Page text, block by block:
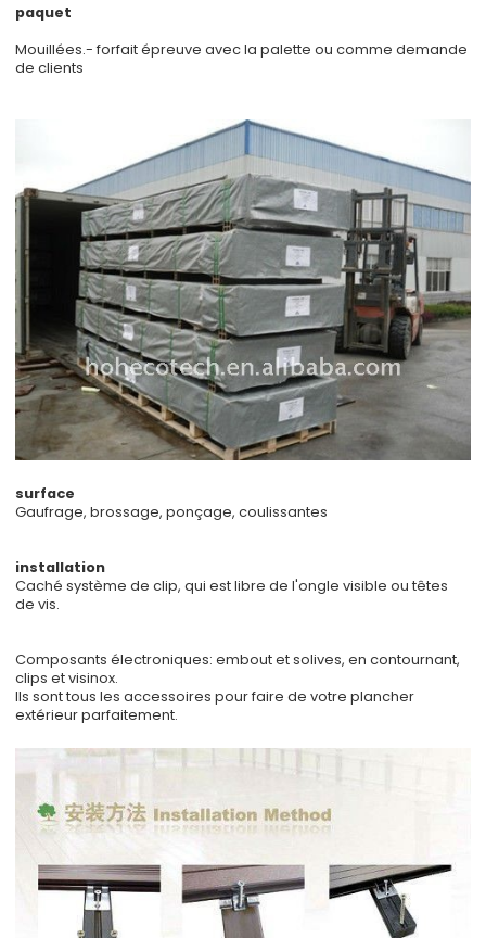
paquet
Mouillées.- forfait épreuve avec la palette ou comme demande
de clients
surface
Gaufrage, brossage, ponçage, coulissantes
installation
Caché système de clip, qui est libre de l'ongle visible ou têtes
de vis.
Composants électroniques: embout et solives, en contournant,
clips et visinox.
Ils sont tous les accessoires pour faire de votre plancher
extérieur parfaitement.